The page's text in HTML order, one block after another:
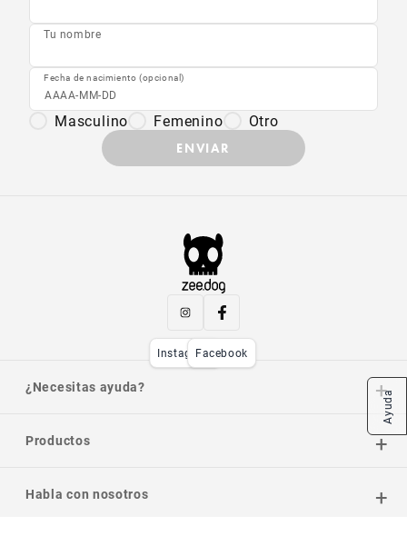
Ayuda
Tu nombre
Fecha de nacimiento (opcional)
Masculino Femenino Otro
ENVIAR
InstagramFacebook
¿Necesitas ayuda?
Productos
Habla con nosotros